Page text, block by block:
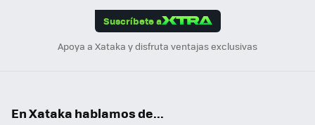
Suscríbete a
Apoya a Xataka y disfruta ventajas exclusivas
En Xataka hablamos de...